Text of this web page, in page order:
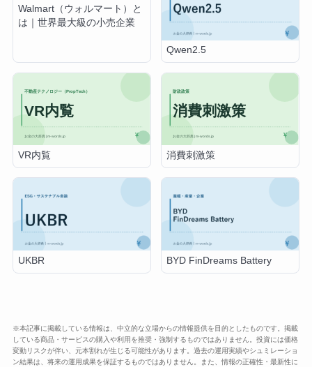
Walmart（ウォルマート）と
は｜世界最大級の小売企業
Qwen2.5
VR内覧 消費刺激策
UKBR BYD FinDreams Battery
※本記事に掲載している情報は、中立的な立場からの情報提供を目的としたものです。掲載
している商品・サービスの購入や利用を推奨・強制するものではありません。投資には価格
変動リスクが伴い、元本割れが生じる可能性があります。過去の運用実績やシュミレーショ
ン結果は、将来の運用成果を保証するものではありません。また、情報の正確性・最新性に